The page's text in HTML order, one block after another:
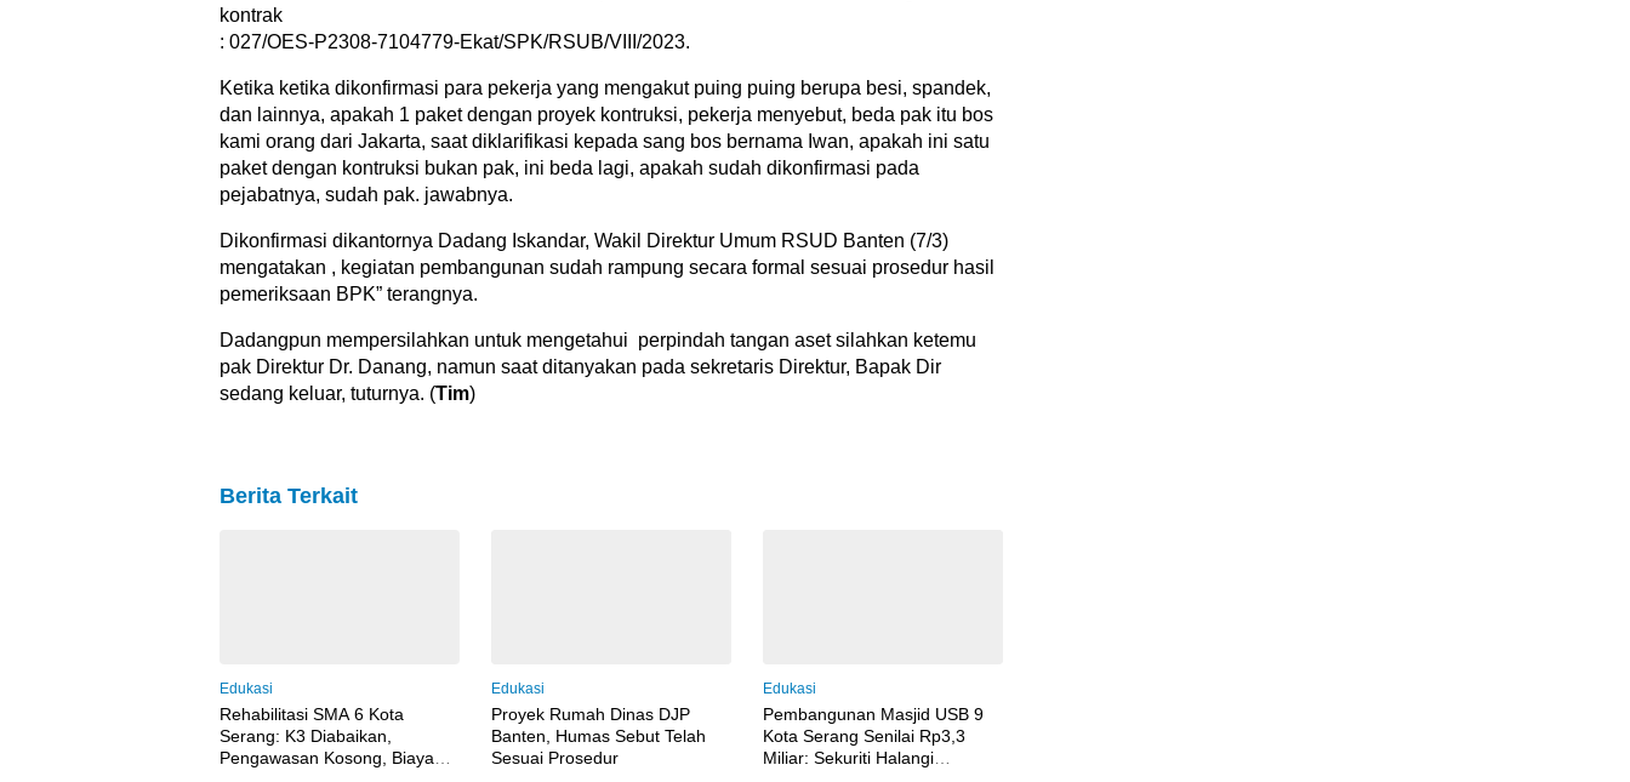
kontrak
: 027/OES-P2308-7104779-Ekat/SPK/RSUB/VIII/2023.
Ketika ketika dikonfirmasi para pekerja yang mengakut puing puing berupa besi, spandek,
dan lainnya, apakah 1 paket dengan proyek kontruksi, pekerja menyebut, beda pak itu bos
kami orang dari Jakarta, saat diklarifikasi kepada sang bos bernama Iwan, apakah ini satu
paket dengan kontruksi bukan pak, ini beda lagi, apakah sudah dikonfirmasi pada
pejabatnya, sudah pak. jawabnya.
Dikonfirmasi dikantornya Dadang Iskandar, Wakil Direktur Umum RSUD Banten (7/3)
mengatakan , kegiatan pembangunan sudah rampung secara formal sesuai prosedur hasil
pemeriksaan BPK” terangnya.
Dadangpun mempersilahkan untuk mengetahui perpindah tangan aset silahkan ketemu
pak Direktur Dr. Danang, namun saat ditanyakan pada sekretaris Direktur, Bapak Dir
sedang keluar, tuturnya. (Tim)
Berita Terkait
Edukasi
Rehabilitasi SMA 6 Kota
Serang: K3 Diabaikan,
Pengawasan Kosong, Biaya
Edukasi
Proyek Rumah Dinas DJP
Banten, Humas Sebut Telah
Sesuai Prosedur
Edukasi
Pembangunan Masjid USB 9
Kota Serang Senilai Rp3,3
Miliar: Sekuriti Halangi